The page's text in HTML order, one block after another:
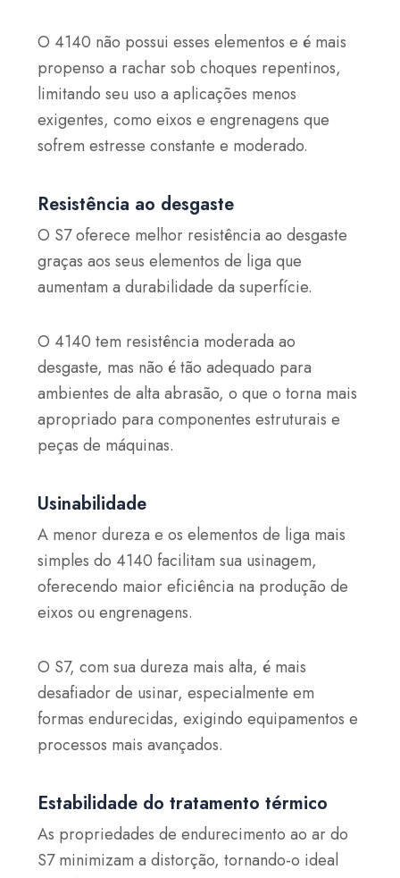
O 4140 não possui esses elementos e é mais
propenso a rachar sob choques repentinos,
limitando seu uso a aplicações menos
exigentes, como eixos e engrenagens que
sofrem estresse constante e moderado.
Resistência ao desgaste
O S7 oferece melhor resistência ao desgaste
graças aos seus elementos de liga que
aumentam a durabilidade da superfície.
O 4140 tem resistência moderada ao
desgaste, mas não é tão adequado para
ambientes de alta abrasão, o que o torna mais
apropriado para componentes estruturais e
peças de máquinas.
Usinabilidade
A menor dureza e os elementos de liga mais
simples do 4140 facilitam sua usinagem,
oferecendo maior eficiência na produção de
eixos ou engrenagens.
O S7, com sua dureza mais alta, é mais
desafiador de usinar, especialmente em
formas endurecidas, exigindo equipamentos e
processos mais avançados.
Estabilidade do tratamento térmico
As propriedades de endurecimento ao ar do
S7 minimizam a distorção, tornando-o ideal